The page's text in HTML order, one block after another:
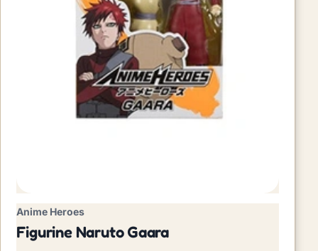
Anime Heroes
Figurine Naruto Gaara